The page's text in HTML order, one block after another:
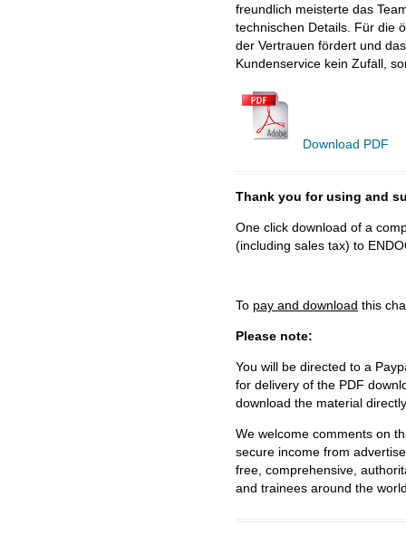
freundlich meisterte das
technischen Details. Für die
der Vertrauen fördert und
Kundenservice kein Zufall,
Download PDF
Thank you for using and
One click download of a
(including sales tax) to
To pay and download this
Please note:
You will be directed to a
for delivery of the PDF
download the material
We welcome comments on
secure income from
free, comprehensive,
and trainees around the